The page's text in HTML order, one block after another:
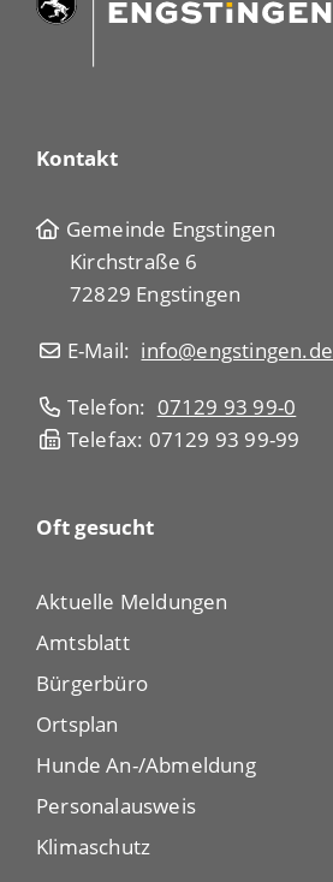
Kontakt
Gemeinde Engstingen
Kirchstraße 6
72829 Engstingen
E-Mail: info@engstingen.de
Telefon: 07129 93 99-0
Telefax: 07129 93 99-99
Oft gesucht
Aktuelle Meldungen
Amtsblatt
Bürgerbüro
Ortsplan
Hunde An-/Abmeldung
Personalausweis
Klimaschutz